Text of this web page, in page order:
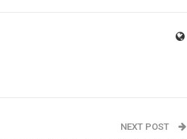
NEXT POST